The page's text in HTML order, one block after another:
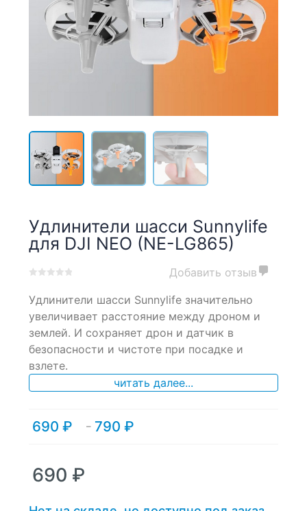
Удлинители шасси Sunnylife
для DJI NEO (NE-LG865)
out
based
on
customer
ratings
Добавить отзыв
Удлинители шасси Sunnylife значительно
увеличивает расстояние между дроном и
землей. И сохраняет дрон и датчик в
безопасности и чистоте при посадке и
взлете.
читать далее...
690 ₽ – 790 ₽
Диапазон
790 ₽
690 ₽